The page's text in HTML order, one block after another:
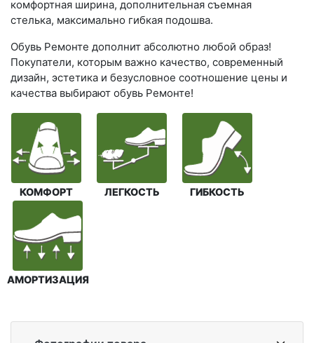
комфортная ширина, дополнительная съемная
стелька, максимально гибкая подошва.
Обувь Ремонте дополнит абсолютно любой образ!
Покупатели, которым важно качество, современный
дизайн, эстетика и безусловное соотношение цены и
качества выбирают обувь Ремонте!
КОМФОРТ ЛЕГКОСТЬ ГИБКОСТЬ
АМОРТИЗАЦИЯ